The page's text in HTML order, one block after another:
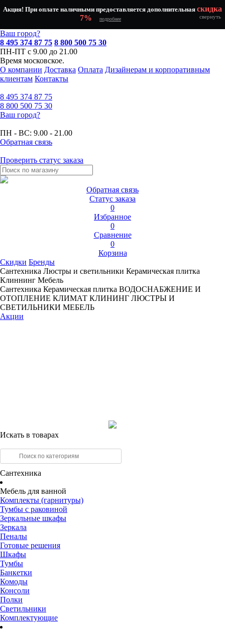
Акция! При оплате наличными предоставляется дополнительная скидка
7%
подробнее свернуть
Ваш город?
8 495 374 87 75 8 800 500 75 30
ПН-ПТ с 9.00 до 21.00
Время московское.
О компании Доставка Оплата Дизайнерам и корпоративным
клиентам Контакты
8 495 374 87 75
8 800 500 75 30
Ваш город?
ПН - ВС: 9.00 - 21.00
Обратная связь
Проверить статус заказа
Обратная связь
Статус заказа
0
Избранное
0
Сравнение
0
Корзина
Скидки Бренды
Сантехника Люстры и светильники Керамическая плитка
Клиннинг Мебель
Сантехника Керамическая плитка ВОДОСНАБЖЕНИЕ И
ОТОПЛЕНИЕ КЛИМАТ КЛИНИНГ ЛЮСТРЫ И
СВЕТИЛЬНИКИ МЕБЕЛЬ
Акции
Искать в товарах
Сантехника
Мебель для ванной
Комплекты (гарнитуры)
Тумбы с раковиной
Зеркальные шкафы
Зеркала
Пеналы
Готовые решения
Шкафы
Тумбы
Банкетки
Комоды
Консоли
Полки
Светильники
Комплектующие